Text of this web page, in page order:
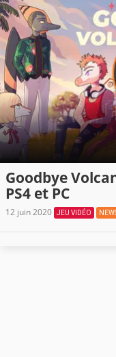
Goodbye
PS4 et PC
12 juin 2020 JEU VIDÉO